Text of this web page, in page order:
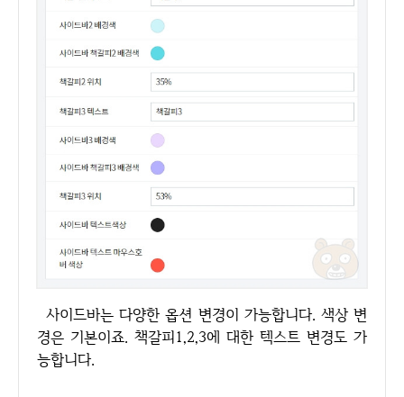
사이드바는 다양한 옵션 변경이 가능합니다. 색상 변
경은 기본이죠. 책갈피1,2,3에 대한 텍스트 변경도 가
능합니다.